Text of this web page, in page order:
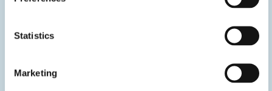
Statistics
Marketing